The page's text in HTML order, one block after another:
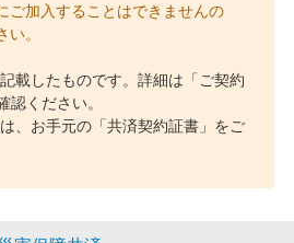
ご加入することはできませんの
。
載したものです。詳細は「ご契約
認ください。
、お手元の「共済契約証書」をご